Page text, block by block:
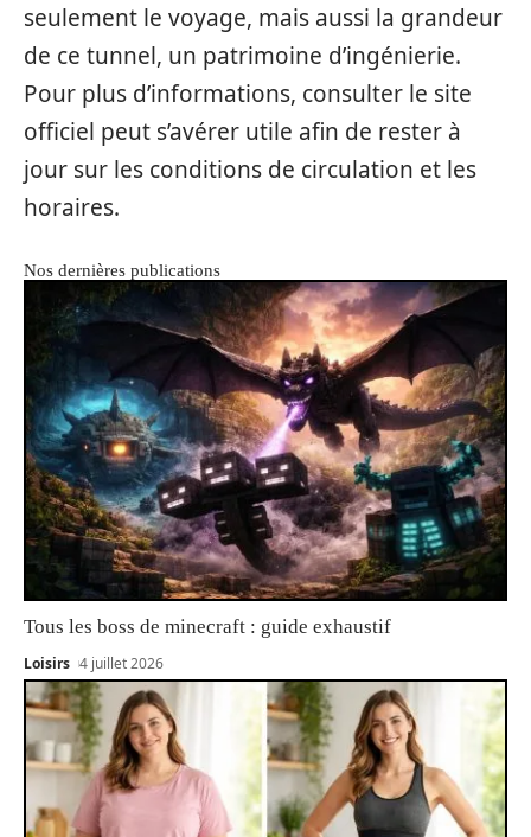
seulement le voyage, mais aussi la grandeur
de ce tunnel, un patrimoine d’ingénierie.
Pour plus d’informations, consulter le site
officiel peut s’avérer utile afin de rester à
jour sur les conditions de circulation et les
horaires.
Nos dernières publications
Tous les boss de minecraft : guide exhaustif
Loisirs 4 juillet 2026